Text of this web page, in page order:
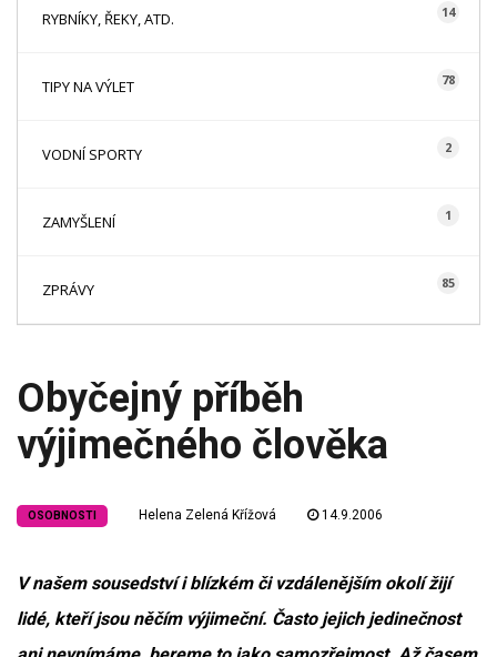
RYBNÍKY, ŘEKY, ATD. 14
TIPY NA VÝLET 78
VODNÍ SPORTY 2
ZAMYŠLENÍ 1
ZPRÁVY 85
Obyčejný příběh
výjimečného člověka
OSOBNOSTI Helena Zelená Křížová 14.9.2006
V našem sousedství i blízkém či vzdálenějším okolí žijí
lidé, kteří jsou něčím výjimeční. Často jejich jedinečnost